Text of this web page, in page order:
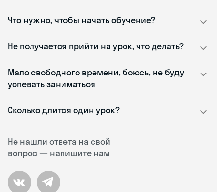
Не нашли ответа на свой
вопрос — напишите нам
Что нужно, чтобы начать обучение?
Не получается прийти на урок, что делать?
Мало свободного времени, боюсь, не буду
успевать заниматься
Сколько длится один урок?